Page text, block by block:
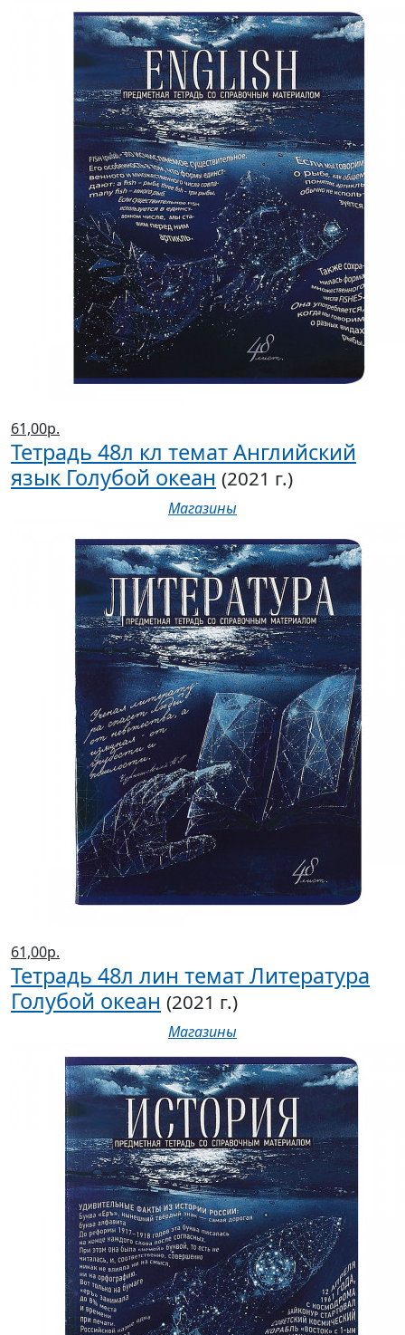
61,00р.
Тетрадь 48л кл темат Английский
язык Голубой океан (2021 г.)
Магазины
61,00р.
Тетрадь 48л лин темат Литература
Голубой океан (2021 г.)
Магазины